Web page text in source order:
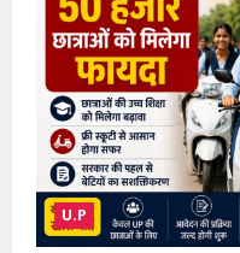
हत्या,
पुलिस
भर्ती
की
कर
रहा
था
तैयारी
U.P